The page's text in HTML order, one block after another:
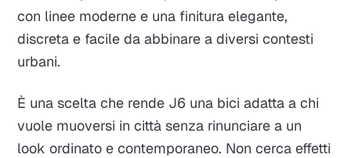
con linee moderne e una finitura elegante,
discreta e facile da abbinare a diversi contesti
urbani.
È una scelta che rende J6 una bici adatta a chi
vuole muoversi in città senza rinunciare a un
look ordinato e contemporaneo. Non cerca effetti